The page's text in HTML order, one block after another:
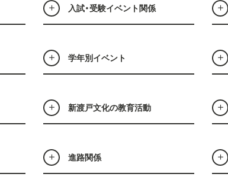
入試・受験イベント関係
学年別イベント
新渡戸文化の教育活動
進路関係